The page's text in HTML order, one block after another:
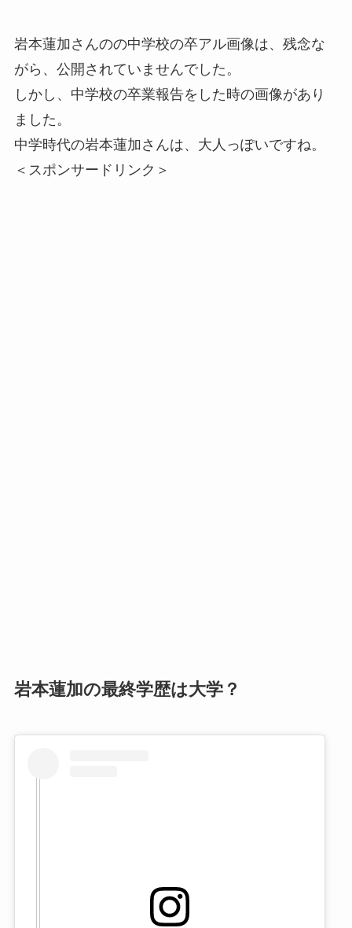
岩本蓮加さんのの中学校の卒アル画像は、残念な
がら、公開されていませんでした。
しかし、中学校の卒業報告をした時の画像があり
ました。
中学時代の岩本蓮加さんは、大人っぽいですね。
＜スポンサードリンク＞
岩本蓮加の最終学歴は大学？